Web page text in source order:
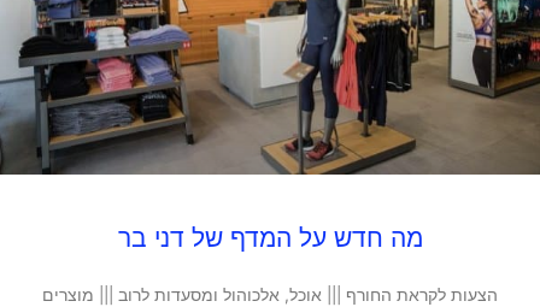
מה חדש על המדף של דני בר
הצעות לקראת החורף ||| אוכל, אלכוהול ומסעדות לרוב ||| מוצרים